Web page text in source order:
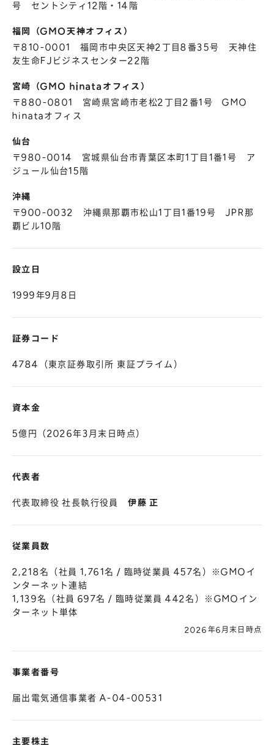
号 セントシティ12階・14階
福岡（GMO天神オフィス）
〒810-0001 福岡市中央区天神2丁目8番35号 天神住
友生命FJビジネスセンター22階
宮崎（GMO hinataオフィス）
〒880-0801 宮崎県宮崎市老松2丁目2番1号 GMO
hinataオフィス
仙台
〒980-0014 宮城県仙台市青葉区本町1丁目1番1号 ア
ジュール仙台15階
沖縄
〒900-0032 沖縄県那覇市松山1丁目1番19号 JPR那
覇ビル10階
設立日
1999年9月8日
証券コード
4784（東京証券取引所 東証プライム）
資本金
5億円（2026年3月末日時点）
代表者
代表取締役 社長執行役員伊藤 正
従業員数
2,218名（社員 1,761名 / 臨時従業員 457名）※GMOイ
ンターネット連結
1,139名（社員 697名 / 臨時従業員 442名）※GMOイン
ターネット単体
2026年6月末日時点
事業者番号
届出電気通信事業者 A-04-00531
主要株主